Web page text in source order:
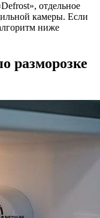
отдельное
камеры. Если
ниже
разморозке